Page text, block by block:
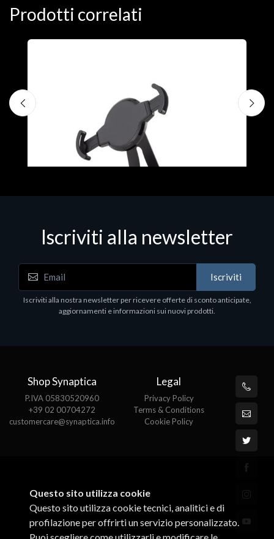
Prodotti correlati
EPSON TABLET STAND, BLACK. Porta tablet
Epson, solido in metallo, orientabile in tre assi.
Adatto a tutti i tablet.
Iscriviti alla newsletter
Iscriviti
Iscriviti alla nostra newsletter per ricevere offerte di sconto anticipate,
aggiornamenti e informazioni sui nuovi prodotti.
Shop Synaptica
P.IVA 05830520960
+39 02 00704272
customercare@synaptica.info
Legal
Privacy Policy
Terms & Conditions
Cookie Policy
Questo sito utilizza cookie
Questo sito utilizza cookie tecnici, analitici e di
profilazione per offrirti un servizio personalizzato.